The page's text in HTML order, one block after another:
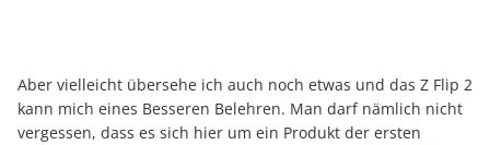
Aber vielleicht übersehe ich auch noch etwas und das Z Flip 2
kann mich eines Besseren Belehren. Man darf nämlich nicht
vergessen, dass es sich hier um ein Produkt der ersten